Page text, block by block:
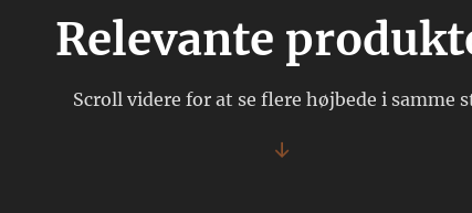
Relevante
Scroll videre for at se flere højbede i samme
↓